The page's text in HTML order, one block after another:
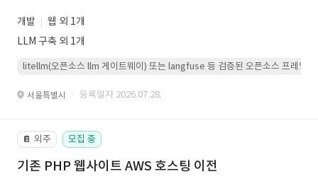
개발
웹 외 1개
LLM 구축 외 1개
litellm(오픈소스 llm 게이트웨이) 또는 langfuse 등 검증된 오픈소스 프레임워
서울특별시 · 등록일자 2026.07.28.
📔 외주 모집 중
기존 PHP 웹사이트 AWS 호스팅 이전